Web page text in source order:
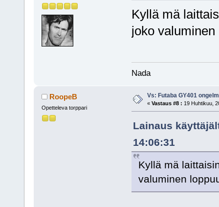
Kyllä mä
joko valuminen
Nada
RoopeB
Opetteleva torppari
Vs: Futaba GY401
« Vastaus #8 : 19 Huhtikuu,
Lainaus
14:06:31
Kyllä mä
valuminen